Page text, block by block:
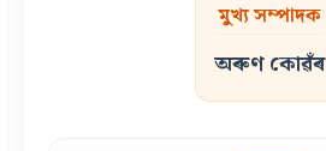
মুখ্য সম্পাদক
অৰুণ কোৱঁৰ